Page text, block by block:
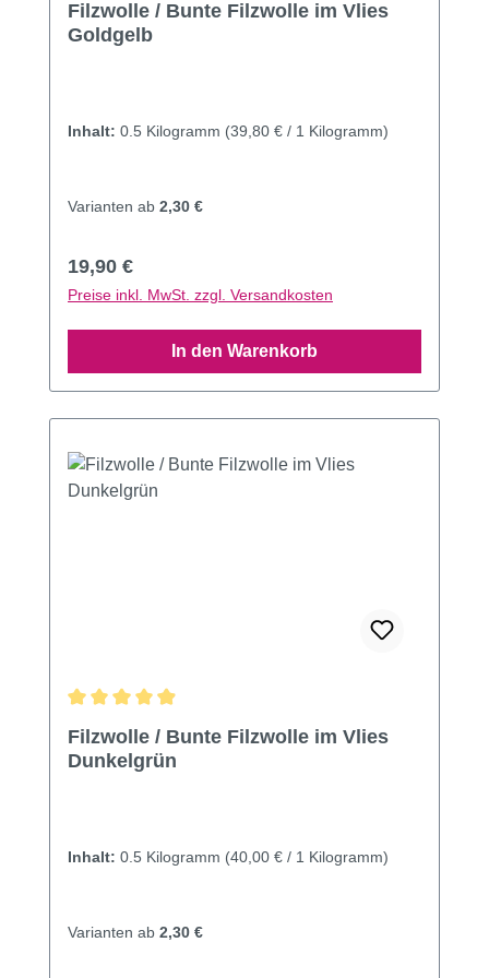
Filzwolle / Bunte Filzwolle im Vlies
Goldgelb
Inhalt: 0.5 Kilogramm (39,80 € / 1 Kilogramm)
Varianten ab 2,30 €
Regulärer Preis:
19,90 €
Preise inkl. MwSt. zzgl. Versandkosten
In den Warenkorb
Filzwolle / Bunte Filzwolle im Vlies
Dunkelgrün
Inhalt: 0.5 Kilogramm (40,00 € / 1 Kilogramm)
Varianten ab 2,30 €